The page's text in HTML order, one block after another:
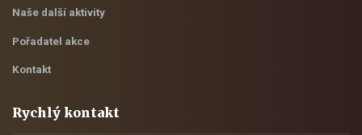
Naše další aktivity
Pořadatel akce
Kontakt
Rychlý kontakt